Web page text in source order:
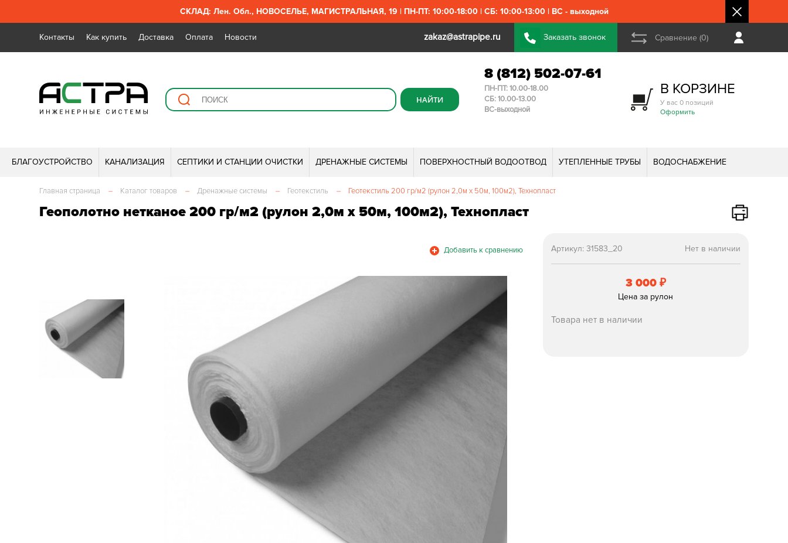
СКЛАД: Лен. Обл., НОВОСЕЛЬЕ, МАГИСТРАЛЬНАЯ, 19 | ПН-ПТ: 10:00-18:00 | СБ: 10:00-13:00 | ВС - выходной
Контакты Как купить Доставка Оплата Новости zakaz@astrapipe.ru Заказать звонок Сравнение (0)
8 (812) 502-07-61
ПН-ПТ: 10.00-18.00
СБ: 10.00-13.00
ВС-выходной
В КОРЗИНЕ
У вас 0 позиций
Оформить
БЛАГОУСТРОЙСТВО КАНАЛИЗАЦИЯ СЕПТИКИ И СТАНЦИИ ОЧИСТКИ ДРЕНАЖНЫЕ СИСТЕМЫ ПОВЕРХНОСТНЫЙ ВОДООТВОД УТЕПЛЕННЫЕ ТРУБЫ ВОДОСНАБЖЕНИЕ
Главная страница – Каталог товаров – Дренажные системы – Геотекстиль – Геотекстиль 200 гр/м2 (рулон 2,0м х 50м, 100м2), Технопласт
Геополотно нетканое 200 гр/м2 (рулон 2,0м х 50м, 100м2), Технопласт
Нет в наличии
Артикул:31583_20
3 000 ₽
Цена за рулон
Товара нет в наличии